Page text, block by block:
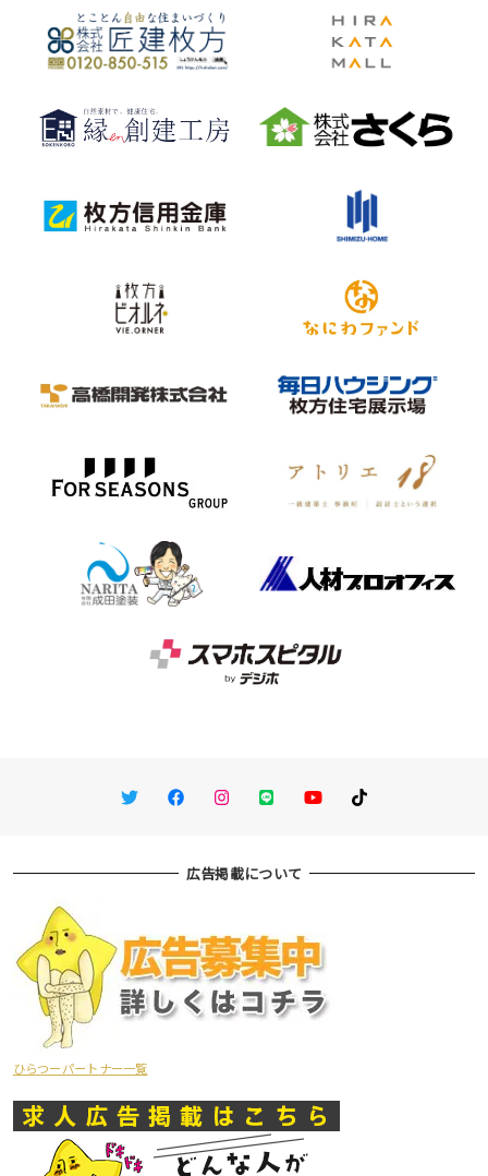
TwitterFacebookInstagram
LINE You TubeTikTok
広告掲載について
ひらつーパートナー一覧